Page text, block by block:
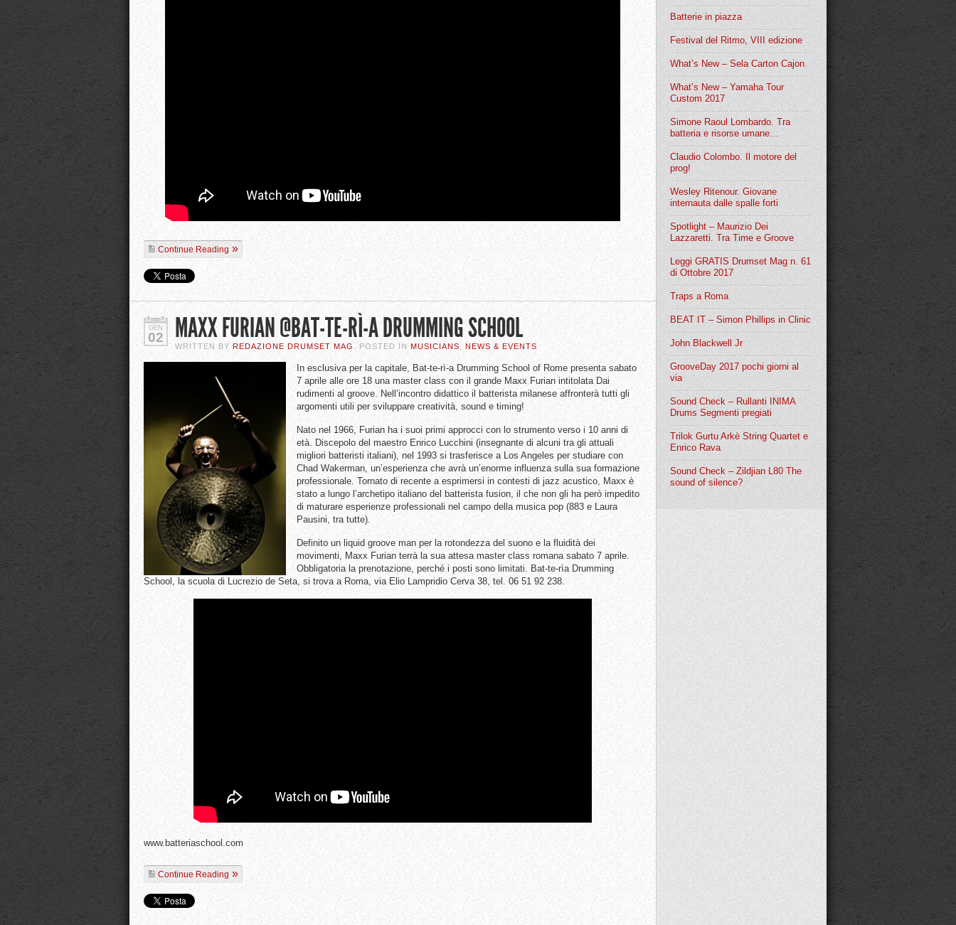
Continue Reading
GEN
02 MAXX FURIAN @BAT-TE-RÌ-A DRUMMING SCHOOL
WRITTEN BY REDAZIONE DRUMSET MAG . POSTED INMUSICIANS NEWS & EVENTS
In esclusiva per la capitale, Bat-te-rì-a Drumming School of Rome presenta sabato
7 aprile alle ore 18 una master class con il grande Maxx Furian intitolata Dai
rudimenti al groove. Nell’incontro didattico il batterista milanese affronterà tutti gli
argomenti utili per sviluppare creatività, sound e timing!
Nato nel 1966, Furian ha i suoi primi approcci con lo strumento verso i 10 anni di
età. Discepolo del maestro Enrico Lucchini (insegnante di alcuni tra gli attuali
migliori batteristi italiani), nel 1993 si trasferisce a Los Angeles per studiare con
Chad Wakerman, un’esperienza che avrà un’enorme influenza sulla sua formazione
professionale. Tornato di recente a esprimersi in contesti di jazz acustico, Maxx è
stato a lungo l’archetipo italiano del batterista fusion, il che non gli ha però impedito
di maturare esperienze professionali nel campo della musica pop (883 e Laura
Pausini, tra tutte).
Definito un liquid groove man per la rotondezza del suono e la fluidità dei
movimenti, Maxx Furian terrà la sua attesa master class romana sabato 7 aprile.
Obbligatoria la prenotazione, perché i posti sono limitati. Bat-te-rìa Drumming
School, la scuola di Lucrezio de Seta, si trova a Roma, via Elio Lampridio Cerva 38, tel. 06 51 92 238.
www.batteriaschool.com
Continue Reading
Batterie in piazza
Festival del Ritmo, VIII edizione
What’s New – Sela Carton Cajon
What’s New – Yamaha Tour
Custom 2017
Simone Raoul Lombardo. Tra
batteria e risorse umane…
Claudio Colombo. Il motore del
prog!
Wesley Ritenour. Giovane
internauta dalle spalle forti
Spotlight – Maurizio Dei
Lazzaretti. Tra Time e Groove
Leggi GRATIS Drumset Mag n. 61
di Ottobre 2017
Traps a Roma
BEAT IT – Simon Phillips in Clinic
John Blackwell Jr
GrooveDay 2017 pochi giorni al
via
Sound Check – Rullanti INIMA
Drums Segmenti pregiati
Trilok Gurtu Arkè String Quartet e
Enrico Rava
Sound Check – Zildjian L80 The
sound of silence?